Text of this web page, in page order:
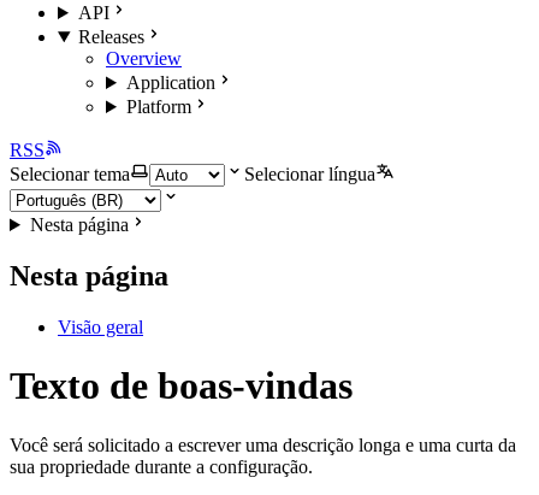
API
Releases
Overview
Application
Platform
RSS
Selecionar tema
Selecionar língua
Nesta página
Nesta página
Visão geral
Texto de boas-vindas
Você será solicitado a escrever uma descrição longa e uma curta da
sua propriedade durante a configuração.